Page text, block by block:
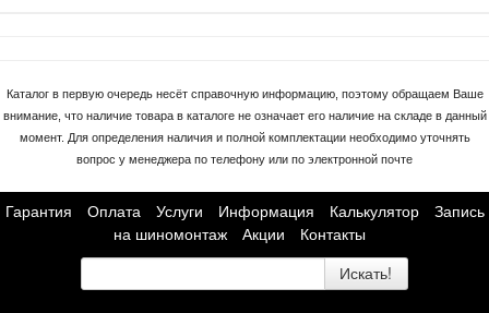
Каталог в первую очередь несёт справочную информацию, поэтому обращаем Ваше
внимание, что наличие товара в каталоге не означает его наличие на складе в данный
момент. Для определения наличия и полной комплектации необходимо уточнять
вопрос у менеджера по телефону или по электронной почте
Гарантия Оплата Услуги Информация Калькулятор
Запись
на шиномонтаж
Акции Контакты
Искать!